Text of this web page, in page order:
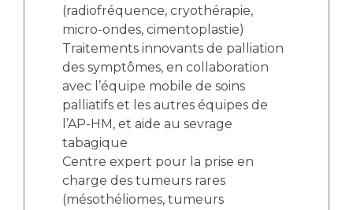
(radiofréquence, cryothérapie,
micro-ondes, cimentoplastie)
Traitements innovants de palliation
des symptômes, en collaboration
avec l’équipe mobile de soins
palliatifs et les autres équipes de
l’AP-HM, et aide au sevrage
tabagique
Centre expert pour la prise en
charge des tumeurs rares
(mésothéliomes, tumeurs